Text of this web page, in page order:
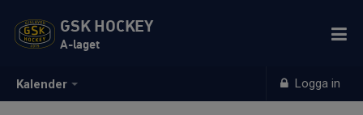
Kalender Logga in
GSK HOCKEY
A-laget